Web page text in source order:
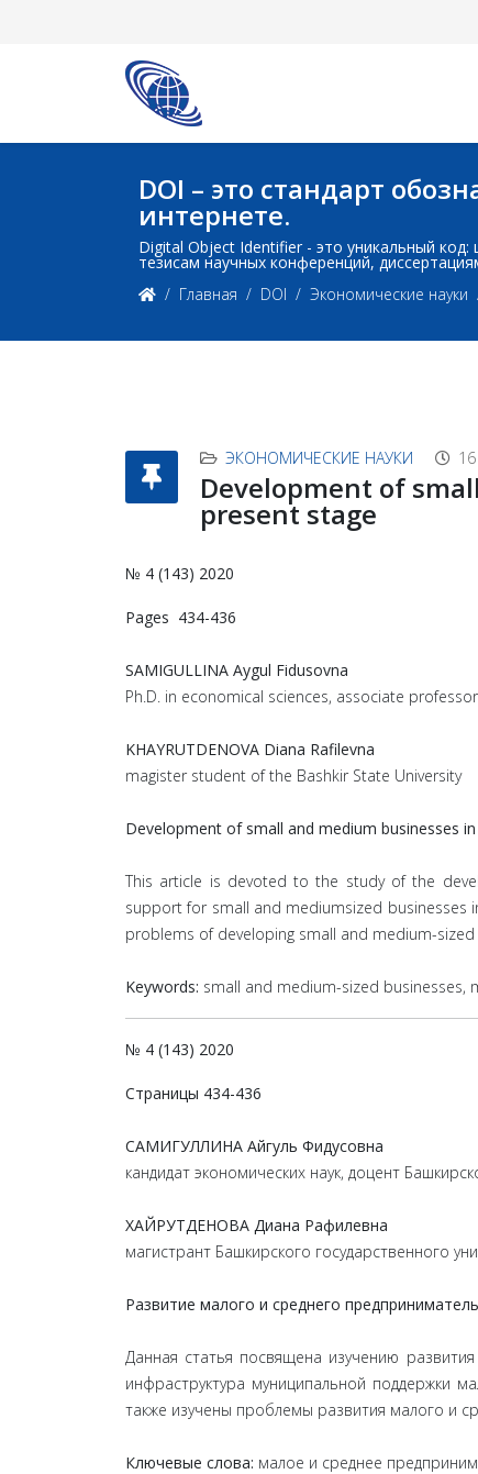
DOI – это стандарт
интернете.
Digital Object Identifier - это уникальный
тезисам научных конференций,
Главная
DOI Экономические науки
ЭКОНОМИЧЕСКИЕ НАУКИ
Development of
present stage
№ 4 (143) 2020
Pages 434-436
SAMIGULLINA Aygul Fidusovna
Ph.D. in economical sciences, associate
KHAYRUTDENOVA Diana Rafilevna
magister student of the Bashkir State University
Development of small and medium businesses
This article is devoted to the study of the
support for small and mediumsized businesses
problems of developing small and medium-sized
Keywords: small and medium-sized businesses,
№ 4 (143) 2020
Страницы 434-436
САМИГУЛЛИНА Айгуль Фидусовна
кандидат экономических наук, доцент
ХАЙРУТДЕНОВА Диана Рафилевна
магистрант Башкирского государственного
Развитие малого и среднего
Данная статья посвящена изучению
инфраструктура муниципальной поддержки
также изучены проблемы развития малого и
Ключевые слова: малое и среднее